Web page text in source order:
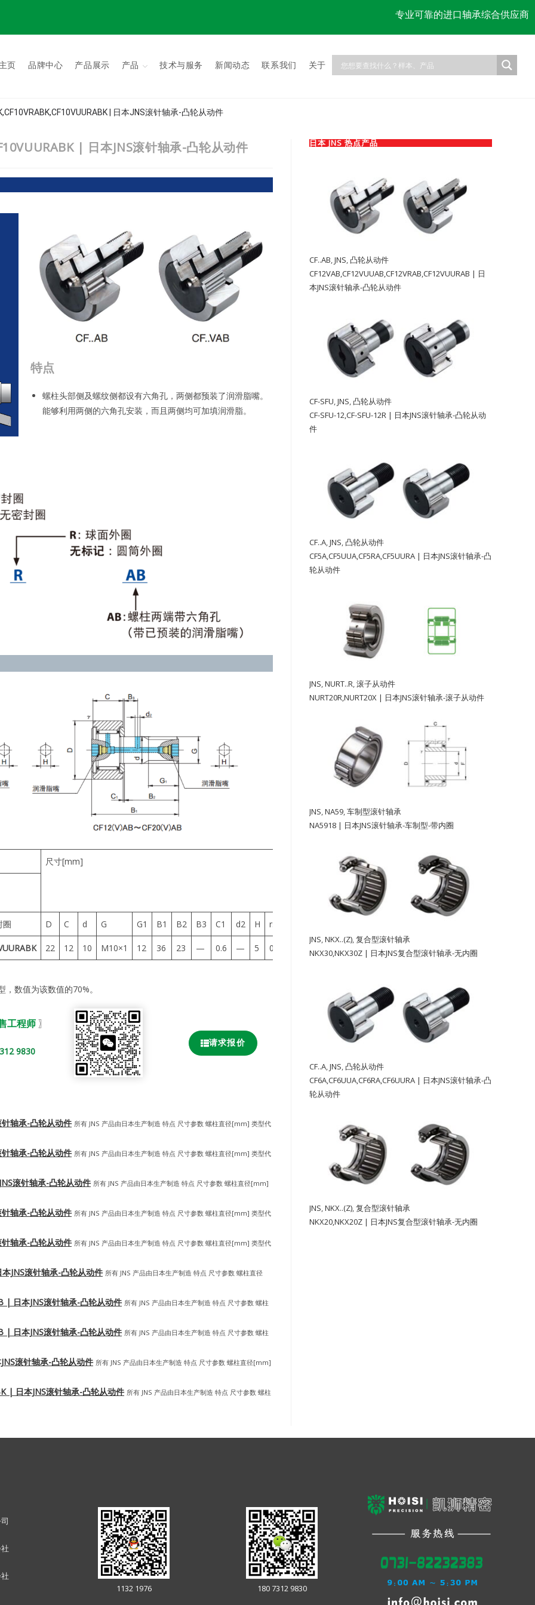
专业可靠的进口轴承综合供应商
页 品牌中心 产品展示 产品 技术与服务 新闻动态 联系我们 关于
| 日本JNS滚针轴承-凸轮从动件
| 日本JNS滚针轴承-凸轮从动件
特点
螺柱头部侧及螺纹侧都设有六角孔，两侧都预装了润滑脂嘴。
能够利用两侧的六角孔安装，而且两侧均可加填润滑脂。
尺寸[mm]
重
量
圈 D C d G G1 B1 B2 B3 C1 d2 H rs[min]
22 12 10 M10×1 12 36 23 — 0.6 — 5 0.3 7,500
数值为该数值的70%。
工程师〗
9830
请求报价
轴承-凸轮从动件 所有 JNS 产品由日本生产制造 特点 尺寸参数 螺柱直径[mm] 类型代
轴承-凸轮从动件 所有 JNS 产品由日本生产制造 特点 尺寸参数 螺柱直径[mm] 类型代
滚针轴承-凸轮从动件 所有 JNS 产品由日本生产制造 特点 尺寸参数 螺柱直径[mm]
轴承-凸轮从动件 所有 JNS 产品由日本生产制造 特点 尺寸参数 螺柱直径[mm] 类型代
轴承-凸轮从动件 所有 JNS 产品由日本生产制造 特点 尺寸参数 螺柱直径[mm] 类型代
JNS滚针轴承-凸轮从动件 所有 JNS 产品由日本生产制造 特点 尺寸参数 螺柱直径
| 日本JNS滚针轴承-凸轮从动件 所有 JNS 产品由日本生产制造 特点 尺寸参数 螺柱
| 日本JNS滚针轴承-凸轮从动件 所有 JNS 产品由日本生产制造 特点 尺寸参数 螺柱
滚针轴承-凸轮从动件 所有 JNS 产品由日本生产制造 特点 尺寸参数 螺柱直径[mm]
| 日本JNS滚针轴承-凸轮从动件 所有 JNS 产品由日本生产制造 特点 尺寸参数 螺柱
日本 JNS 热点产品
CF..AB,JNS, 凸轮从动件
CF12VAB,CF12VUUAB,CF12VRAB,CF12VUURAB | 日
本JNS滚针轴承-凸轮从动件
CF-SFU JNS 凸轮从动件
CF-SFU-12,CF-SFU-12R | 日本JNS滚针轴承-凸轮从动
件
CF..A,JNS, 凸轮从动件
CF5A,CF5UUA,CF5RA,CF5UURA | 日本JNS滚针轴承-凸
轮从动件
JNS,NURT..R,滚子从动件
NURT20R,NURT20X | 日本JNS滚针轴承-滚子从动件
JNS,NA59,车制型滚针轴承
NA5918 | 日本JNS滚针轴承-车制型-带内圈
JNS,NKX..(Z),复合型滚针轴承
NKX30,NKX30Z | 日本JNS复合型滚针轴承-无内圈
CF..A,JNS, 凸轮从动件
CF6A,CF6UUA,CF6RA,CF6UURA | 日本JNS滚针轴承-凸
轮从动件
JNS,NKX..(Z),复合型滚针轴承
NKX20,NKX20Z | 日本JNS复合型滚针轴承-无内圈
1132 1976 180 7312 9830